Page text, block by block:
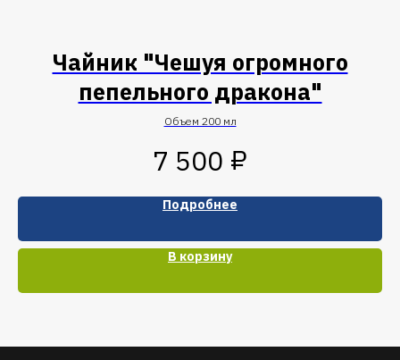
Чайник "Чешуя огромного
пепельного дракона"
Объем 200 мл
7 500 ₽
Подробнее
В корзину